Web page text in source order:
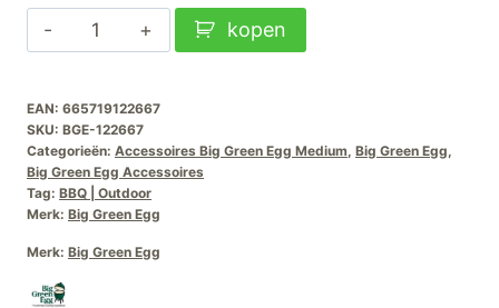
Big
Green
Fire-
Bowl-
M
aantal
kopen
EAN: 665719122667
SKU: BGE-122667
Categorieën: Accessoires Big Green Egg Medium, Big Green Egg,
Big Green Egg Accessoires
Tag: BBQ | Outdoor
Merk: Big Green Egg
Merk: Big Green Egg